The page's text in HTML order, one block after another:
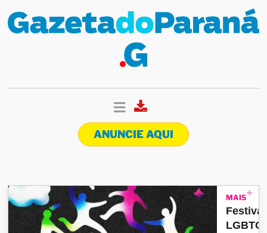
ANUNCIE AQUI
MAIS
Festival